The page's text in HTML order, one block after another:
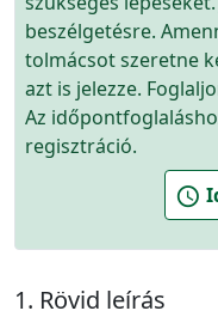
beszélgetésre.
tolmácsot szeretne
azt is jelezze.
Az
regisztráció.
schedule
Rövid leírás